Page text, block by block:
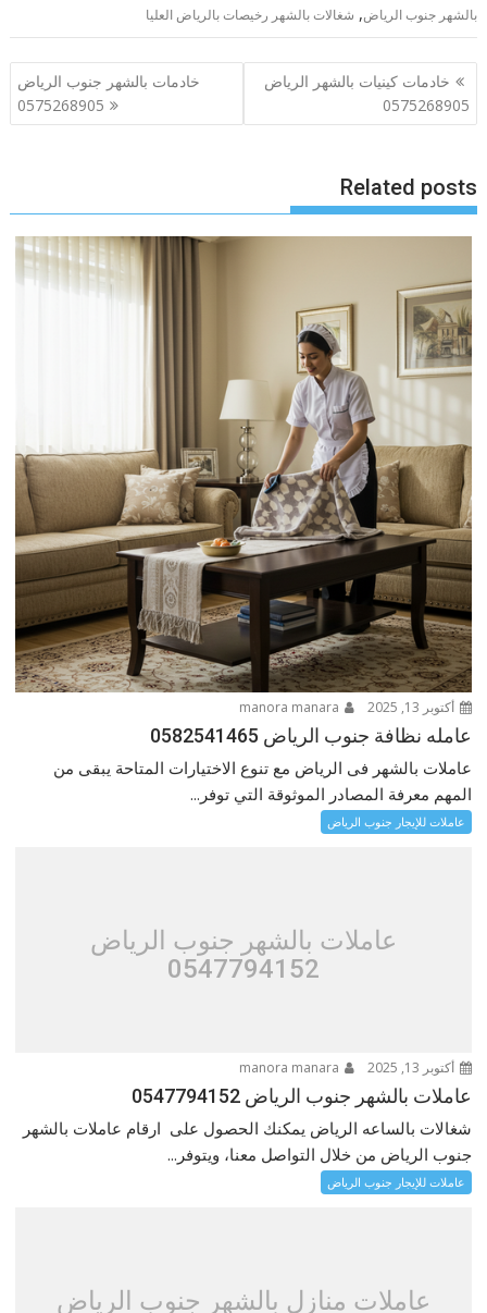
بالشهر جنوب الرياض, شغالات بالشهر رخيصات بالرياض العليا
تصفّح
المقالات
خادمات كينيات بالشهر الرياض
0575268905
خادمات بالشهر جنوب الرياض
0575268905
Related posts
أكتوبر 13, 2025
عامله نظافة جنوب الرياض 0582541465
عاملات بالشهر فى الرياض مع تنوع الاختيارات المتاحة يبقى من
المهم معرفة المصادر الموثوقة التي توفر...
عاملات للإيجار جنوب الرياض
عاملات بالشهر جنوب الرياض
0547794152
أكتوبر 13, 2025
عاملات بالشهر جنوب الرياض 0547794152
شغالات بالساعه الرياض يمكنك الحصول على ارقام عاملات بالشهر
جنوب الرياض من خلال التواصل معنا، ويتوفر...
عاملات للإيجار جنوب الرياض
عاملات منازل بالشهر جنوب الرياض